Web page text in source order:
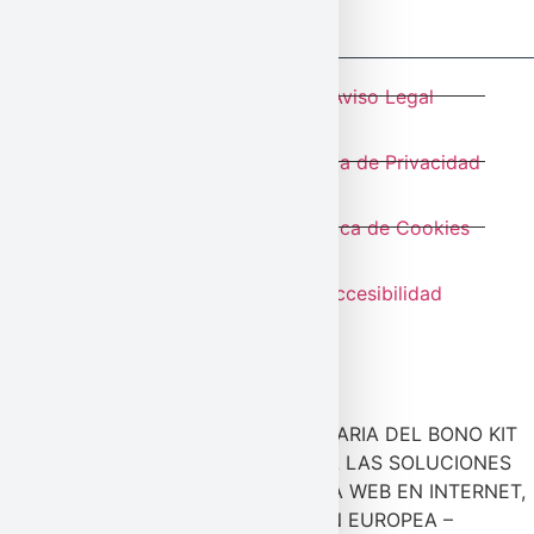
Aviso Legal
Política de Privacidad
Política de Cookies
Accesibilidad
ESTA EMPRESA HA SIDO BENEFICIARIA DEL BONO KIT
DIGITAL Y LO HA UTILIZADO PARA LAS SOLUCIONES
DIGITALES: SITIO WEB Y PRESENCIA WEB EN INTERNET,
FINANCIADO POR LA UNIÓN EUROPEA –